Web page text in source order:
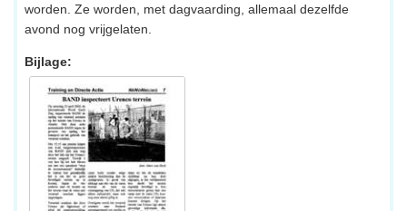
worden. Ze worden, met dagvaarding, allemaal dezelfde
avond nog vrijgelaten.
Bijlage: